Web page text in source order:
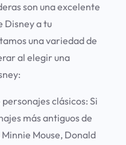
son una excelente
Disney a tu
una variedad de
al elegir una
personajes clásicos: Si
más antiguos de
Mouse, Donald